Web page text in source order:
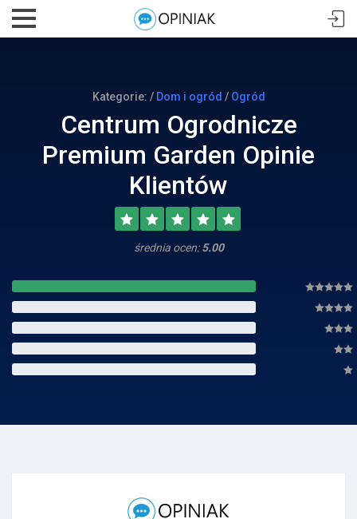
Kategorie: / Dom i ogród / Ogród
Centrum Ogrodnicze
Premium Garden Opinie
Klientów
średnia ocen:5.00